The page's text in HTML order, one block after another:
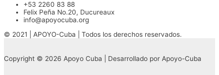
+53 2260 83 88
Felix Peña No.20, Ducureaux
info@apoyocuba.org
© 2021 | APOYO-Cuba | Todos los derechos reservados.
Copyright © 2026 Apoyo Cuba | Desarrollado por Apoyo-Cuba